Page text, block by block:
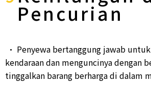
Pencurian
• Penyewa bertanggung jawab
kendaraan dan menguncinya dengan
tinggalkan barang berharga di dalam